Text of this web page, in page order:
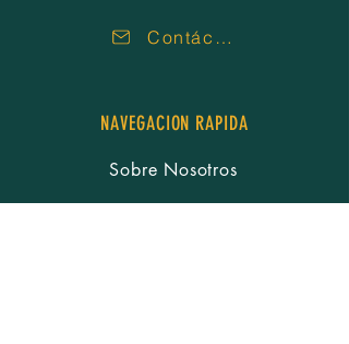
Contáctenos
NAVEGACION RAPIDA
Sobre Nosotros